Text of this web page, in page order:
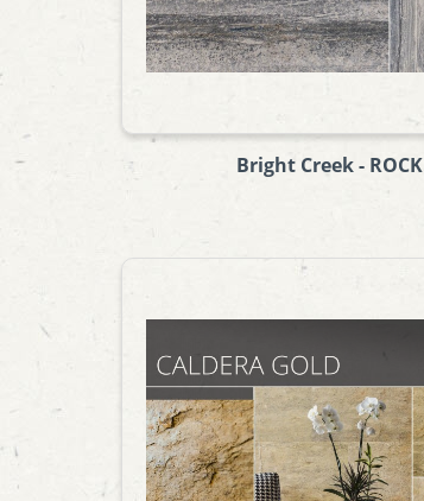
Bright Creek - ROCK